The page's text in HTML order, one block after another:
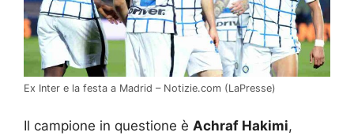
Ex Inter e la festa a Madrid – Notizie.com (LaPresse)
Il campione in questione è Achraf Hakimi,